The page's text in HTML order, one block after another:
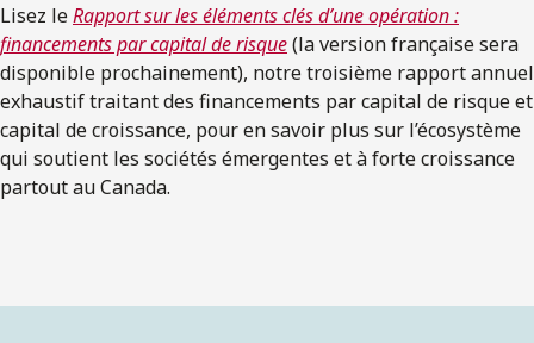
Lisez leRapport sur les éléments clés d’une opération :
financements par capital de risque(la version française sera
disponible prochainement), notre troisième rapport annuel
exhaustif traitant des financements par capital de risque et
capital de croissance, pour en savoir plus sur l’écosystème
qui soutient les sociétés émergentes et à forte croissance
partout au Canada.